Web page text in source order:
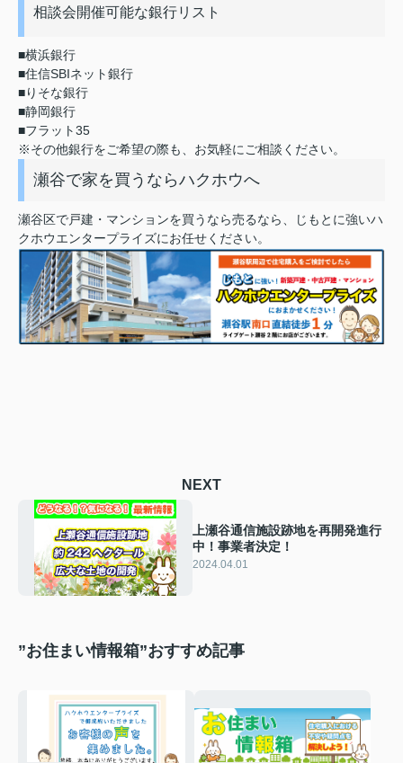
相談会開催可能な銀行リスト
■横浜銀行
■住信SBIネット銀行
■りそな銀行
■静岡銀行
■フラット35
※その他銀行をご希望の際も、お気軽にご相談ください。
瀬谷で家を買うならハクホウへ
瀬谷区で戸建・マンションを買うなら売るなら、じもとに強いハ
クホウエンタープライズにお任せください。
NEXT
上瀬谷通信施設跡地を再開発進行
中！事業者決定！
2024.04.01
”お住まい情報箱”おすすめ記事